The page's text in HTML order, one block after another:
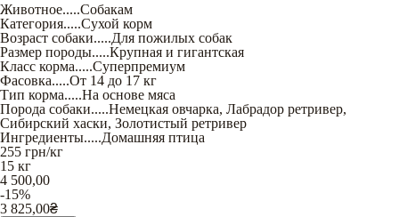
Животное.....Собакам
Категория.....Сухой корм
Возраст собаки.....Для пожилых собак
Размер породы.....Крупная и гигантская
Класс корма.....Суперпремиум
Фасовка.....От 14 до 17 кг
Тип корма.....На основе мяса
Порода собаки.....Немецкая овчарка, Лабрадор ретривер,
Сибирский хаски, Золотистый ретривер
Ингредиенты.....Домашняя птица
255 грн/кг
15 кг
4 500,00
-15%
3 825,00₴